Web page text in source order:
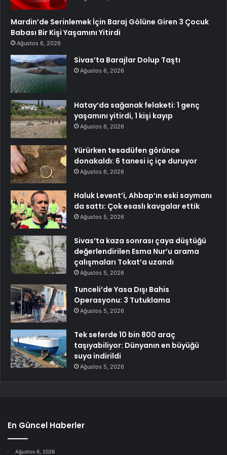
Mardin’de Serinlemek İçin Baraj Gölüne Giren 3 Çocuk
Babası Bir Kişi Yaşamını Yitirdi
Ağustos 6, 2026
Sivas’ta Barajlar Dolup Taştı
Ağustos 6, 2026
Hatay’da sağanak felaketi: 1 genç
yaşamını yitirdi, 1 kişi kayıp
Ağustos 6, 2026
Yürürken tesadüfen görünce
donakaldı: 6 tanesi iç içe duruyor
Ağustos 6, 2026
Haluk Levent’i, Ahbap’ın eski saymanı
da sattı: Çok esaslı kavgalar ettik
Ağustos 5, 2026
Sivas’ta kaza sonrası çaya düştüğü
değerlendirilen Esma Nur’u arama
çalışmaları Tokat’a uzandı
Ağustos 5, 2026
Tunceli’de Yasa Dışı Bahis
Operasyonu: 3 Tutuklama
Ağustos 5, 2026
Tek seferde 10 bin 800 araç
taşıyabiliyor: Dünyanın en büyüğü
suya indirildi
Ağustos 5, 2026
En Güncel Haberler
Ağustos 6, 2026